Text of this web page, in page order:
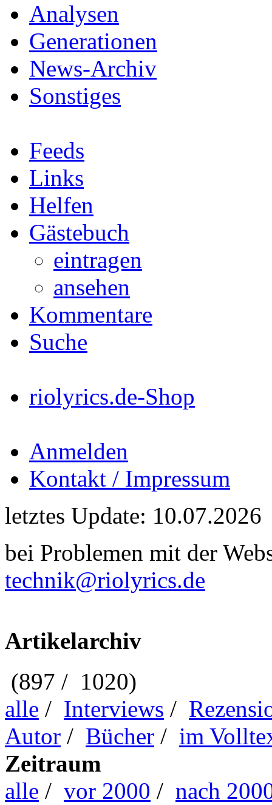
Analysen
Generationen
News-Archiv
Sonstiges
Feeds
Links
Helfen
Gästebuch
eintragen
ansehen
Kommentare
Suche
riolyrics.de-Shop
Anmelden
Kontakt / Impressum
letztes Update: 10.07.2026
bei Problemen mit der
technik@riolyrics.de
Artikelarchiv
(897 / 1020)
alle / Interviews /
Autor / Bücher / im
Zeitraum
alle / vor 2000 / nach